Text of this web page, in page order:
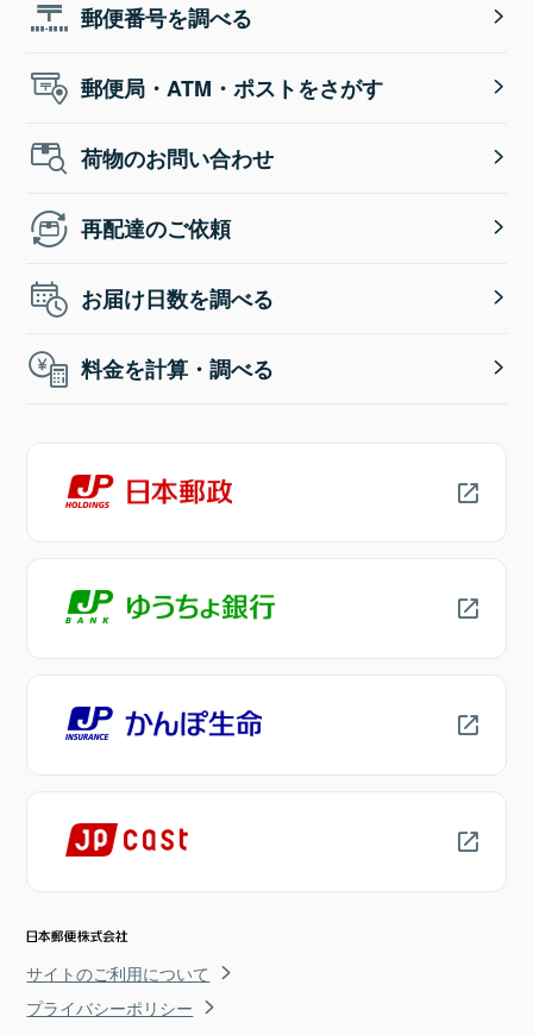
郵便番号を調べる
郵便局・ATM・ポストをさがす
荷物のお問い合わせ
再配達のご依頼
お届け日数を調べる
料金を計算・調べる
サイトのご利用について
プライバシーポリシー